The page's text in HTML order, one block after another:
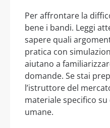
Per affrontare la
bene i bandi. Leggi
sapere quali
pratica con
aiutano a
domande. Se stai
l’istruttore del
materiale specifico
umane.